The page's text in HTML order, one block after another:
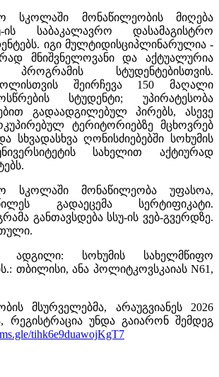
სკოლაში მონაწილეობის
მიღება
-ის საბაკალავრო
დასამაგისტრო
. იგი მულტიდისციპლინარულია-
მნიშვნელოვანი და
აქტუალურია
პროგრამის სტუდენტებისთვის.
შეირჩევა150 მაღალი
სტუდენტი;უპირატესობა
გადაადგილებულ პირებს, ასევე
ტერიტორიებზე
მცხოვრებ
სხვადასხვა ღონისძიებებში სოხუმის
სახელით
აქტიურად
.
სკოლაში მონაწილეობა უფასოა,
გადაეცემა სერტიფიკატი.
განთავსდება სსუ-ის ვებ-გვერდზე.
.
ადგილი: სოხუმის
სახელმწიფო
.: თბილისი,ანა პოლიტკოვსკაიასN61,
მსურველებმა, არაუგვიანეს2026
, რეგისტრაცია უნდა გაიარონ შემდეგ
tihk6e9duawojKgT7